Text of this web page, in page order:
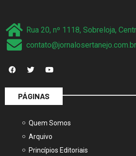
Rua 20, nº 1118, Sobreloja,
contato@jornalosertanejo.com.br
PÁGINAS
Quem Somos
Arquivo
Princípios Editoriais